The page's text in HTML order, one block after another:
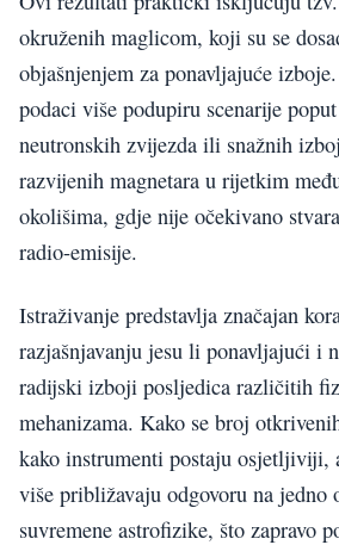
okruženih maglicom, koji su se
objašnjenjem za ponavljajuće
podaci više podupiru scenarije
neutronskih zvijezda ili snažnih
razvijenih magnetara u rijetkim
okolišima, gdje nije očekivano
radio-emisije.
Istraživanje predstavlja značajan
razjašnjavanju jesu li ponavljajući i
radijski izboji posljedica različitih
mehanizama. Kako se broj
kako instrumenti postaju osjetljiviji,
više približavaju odgovoru na
suvremene astrofizike, što zapravo